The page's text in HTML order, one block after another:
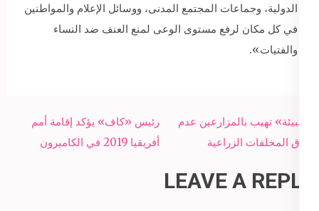
الدولية، وجماعات المجتمع المدنى، ووسائل الإعلام والمواطنين
في كل مكان لرفع مستوى الوعى لمنع العنف ضد النساء
والفتيات».
Post
navigation
رئيس «كاف» يؤكد إقامة أمم
أفريقيا 2019 في الكاميرون
«البيئة» تهيب بالمزارعين عدم
حرق المخلفات الزراعية
LEAVE A REPLY